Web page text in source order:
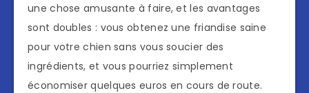
une chose amusante à faire, et les avantages
sont doubles : vous obtenez une friandise saine
pour votre chien sans vous soucier des
ingrédients, et vous pourriez simplement
économiser quelques euros en cours de route.